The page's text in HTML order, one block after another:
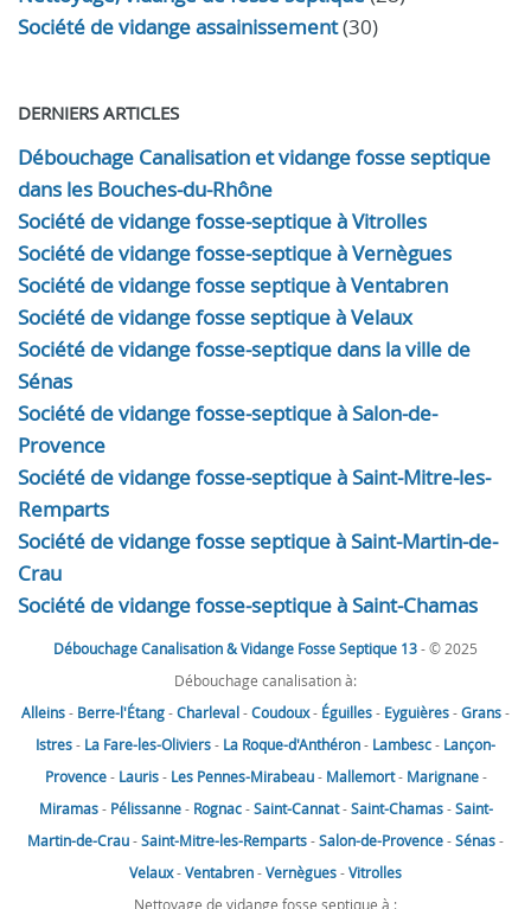
Société de vidange assainissement(30)
DERNIERS ARTICLES
Débouchage Canalisation et vidange fosse septique
dans les Bouches-du-Rhône
Société de vidange fosse-septique à Vitrolles
Société de vidange fosse-septique à Vernègues
Société de vidange fosse septique à Ventabren
Société de vidange fosse septique à Velaux
Société de vidange fosse-septique dans la ville de
Sénas
Société de vidange fosse-septique à Salon-de-
Provence
Société de vidange fosse-septique à Saint-Mitre-les-
Remparts
Société de vidange fosse septique à Saint-Martin-de-
Crau
Société de vidange fosse-septique à Saint-Chamas
Débouchage Canalisation & Vidange Fosse Septique 13- © 2025
Débouchage canalisation à:
Alleins- Berre-l'Étang-Charleval-Coudoux- Éguilles- Eyguières-Grans-
Istres- La Fare-les-Oliviers- La Roque-d'Anthéron- Lambesc- Lançon-
Provence- Lauris- Les Pennes-Mirabeau- Mallemort- Marignane-
Miramas- Pélissanne- Rognac-Saint-Cannat-Saint-Chamas-Saint-
Martin-de-Crau-Saint-Mitre-les-Remparts-Salon-de-Provence-Sénas-
Velaux-Ventabren-Vernègues-Vitrolles
Nettoyage de vidange fosse septique à :